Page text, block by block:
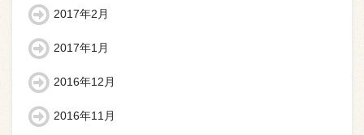
2017年2月
2017年1月
2016年12月
2016年11月